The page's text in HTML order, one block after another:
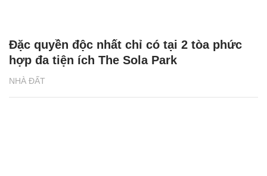
NHÀ ĐẤT
Đặc quyền độc nhất chỉ có tại 2 tòa phức
hợp đa tiện ích The Sola Park